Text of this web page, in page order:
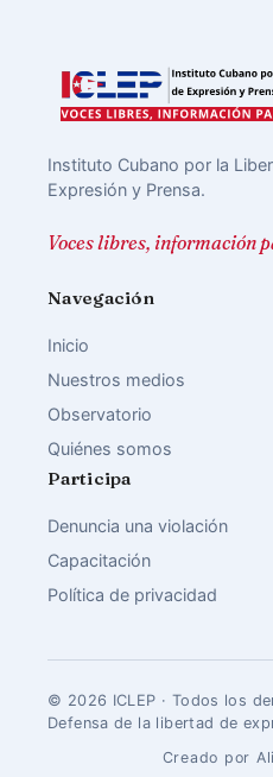
Instituto Cubano por la
Expresión y Prensa.
Voces libres, información
Navegación
Inicio
Nuestros medios
Observatorio
Quiénes somos
Participa
Denuncia una violación
Capacitación
Política de privacidad
© 2026 ICLEP · Todos los
Defensa de la libertad de
Creado por